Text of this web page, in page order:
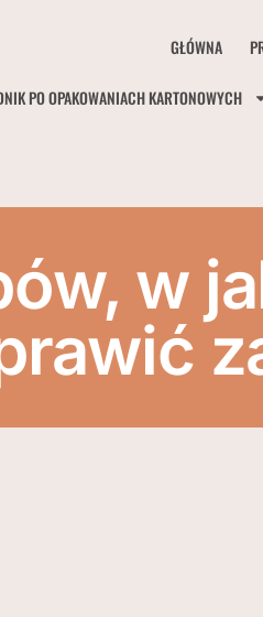
GŁÓWNA
PO OPAKOWANIACH KARTONOWYCH
w